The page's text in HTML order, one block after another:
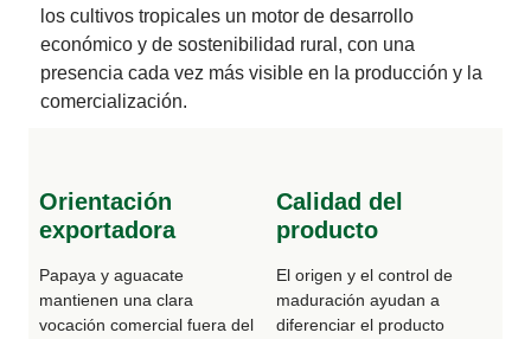
los cultivos tropicales un motor de desarrollo
económico y de sostenibilidad rural, con una
presencia cada vez más visible en la producción y la
comercialización.
Orientación
exportadora
Papaya y aguacate
mantienen una clara
vocación comercial fuera del
Calidad del
producto
El origen y el control de
maduración ayudan a
diferenciar el producto